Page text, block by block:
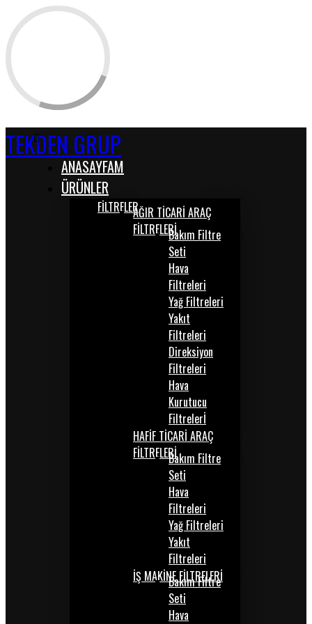
TEKDEN GRUP
ANASAYFAM
ÜRÜNLER
FİLTRELERAĞIR TİCARİ ARAÇ
FİLTRELERİBakım Filtre
Seti
Hava
Filtreleri
Yağ Filtreleri
Yakıt
Filtreleri
Direksiyon
Filtreleri
Hava
Kurutucu
Filtrelerİ
HAFİF TİCARİ ARAÇ
FİLTRELERİBakım Filtre
Seti
Hava
Filtreleri
Yağ Filtreleri
Yakıt
Filtreleri
İŞ MAKİNE FİLTRELERİ
Bakım Filtre
Seti
Hava